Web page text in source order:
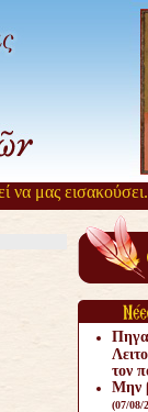
μας εισακούσει.
τον
Μην
(07/08/